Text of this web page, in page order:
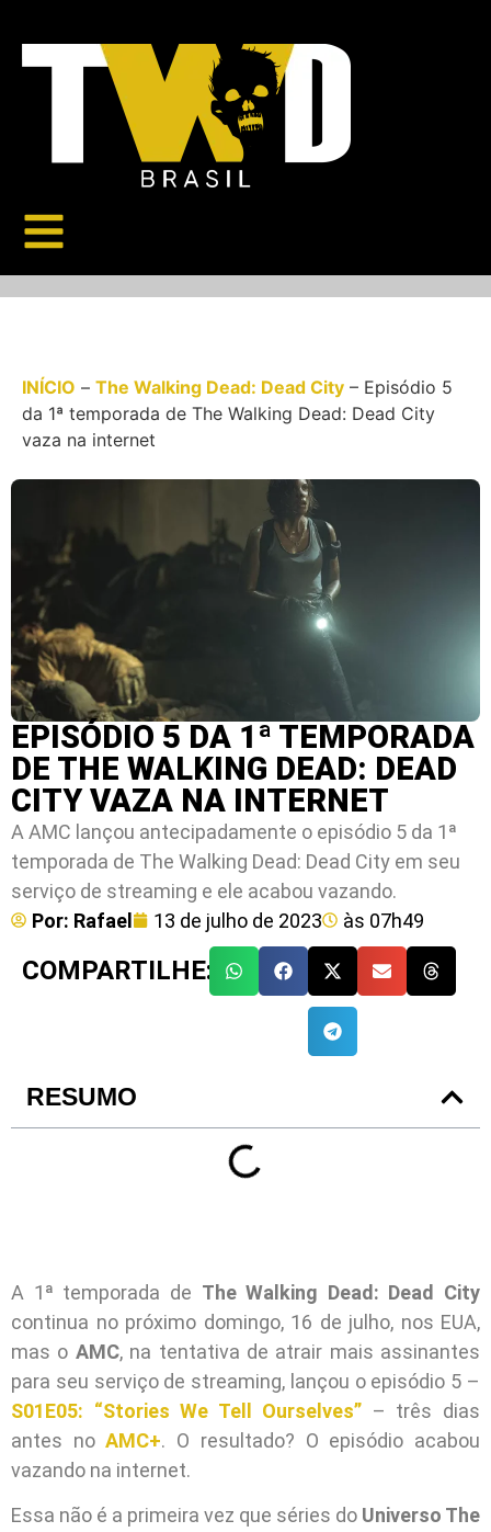
INÍCIO – The Walking Dead: Dead City – Episódio 5
da 1ª temporada de The Walking Dead: Dead City
vaza na internet
EPISÓDIO 5 DA 1ª TEMPORADA
DE THE WALKING DEAD: DEAD
CITY VAZA NA INTERNET
A AMC lançou antecipadamente o episódio 5 da 1ª
temporada de The Walking Dead: Dead City em seu
serviço de streaming e ele acabou vazando.
Por: Rafael 13 de julho de 2023 às 07h49
COMPARTILHE:
RESUMO
A 1ª temporada de The Walking Dead: Dead City
continua no próximo domingo, 16 de julho, nos EUA,
mas o AMC, na tentativa de atrair mais assinantes
para seu serviço de streaming, lançou o episódio 5 –
S01E05: “Stories We Tell Ourselves” – três dias
antes noAMC+. O resultado? O episódio acabou
vazando na internet.
Essa não é a primeira vez que séries do Universo The